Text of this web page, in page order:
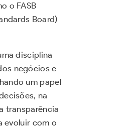
o FASB
Board)
disciplina
negócios e
um papel
na
transparência
evoluir com o